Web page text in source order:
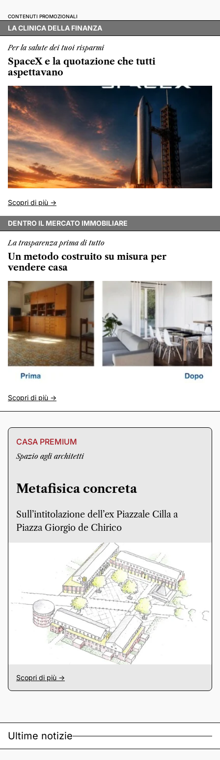
CONTENUTI PROMOZIONALI
LA CLINICA DELLA FINANZA
Per la salute dei tuoi risparmi
SpaceX e la quotazione che tutti
aspettavano
Scopri di più ->
DENTRO IL MERCATO IMMOBILIARE
La trasparenza prima di tutto
Un metodo costruito su misura per
vendere casa
Scopri di più ->
CASA PREMIUM
Spazio agli architetti
Metafisica concreta
Sull’intitolazione dell’ex Piazzale Cilla a
Piazza Giorgio de Chirico
Scopri di più ->
Ultime notizie